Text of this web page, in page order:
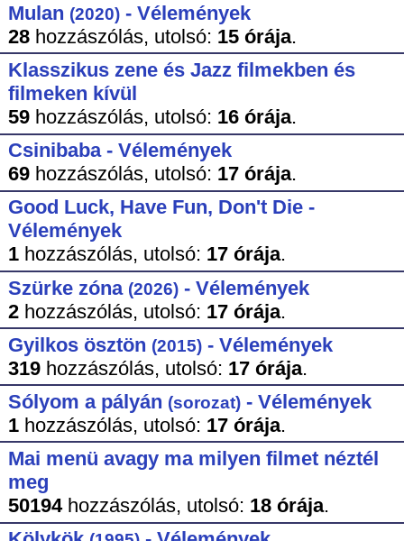
Mulan (2020)- Vélemények
28hozzászólás, utolsó: 15 órája.
Klasszikus zene és Jazz filmekben és
filmeken kívül
59hozzászólás, utolsó: 16 órája.
Csinibaba - Vélemények
69hozzászólás, utolsó: 17 órája.
Good Luck, Have Fun, Don't Die -
Vélemények
1hozzászólás, utolsó: 17 órája.
Szürke zóna (2026)- Vélemények
2hozzászólás, utolsó: 17 órája.
Gyilkos ösztön (2015)- Vélemények
319hozzászólás, utolsó: 17 órája.
Sólyom a pályán (sorozat)- Vélemények
1hozzászólás, utolsó: 17 órája.
Mai menü avagy ma milyen filmet néztél
meg
50194hozzászólás, utolsó: 18 órája.